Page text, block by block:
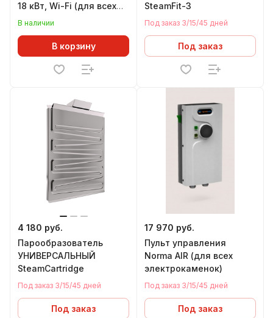
18 кВт, Wi-Fi (для всех
электрокаменок)
В наличии
В корзину
SteamFit-3
Под заказ 3/15/45 дней
Под заказ
4 180 руб.
Парообразователь
УНИВЕРСАЛЬНЫЙ
SteamCartridge
Под заказ 3/15/45 дней
Под заказ
17 970 руб.
Пульт управления
Norma AIR (для всех
электрокаменок)
Под заказ 3/15/45 дней
Под заказ